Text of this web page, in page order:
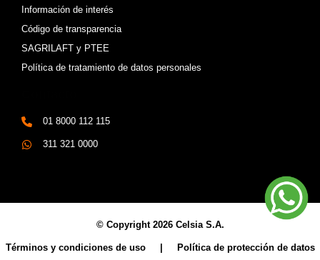
Información de interés
Código de transparencia
SAGRILAFT y PTEE
Política de tratamiento de datos personales
01 8000 112 115
311 321 0000
© Copyright 2026 Celsia S.A.
Términos y condiciones de uso | Política de protección de datos